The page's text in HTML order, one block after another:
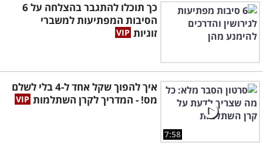
כך תוכלו להתגבר בהצלחה על 6
הסיבות המפתיעות למשברי
זוגיות
7:58
איך להפוך שקל אחד ל-4 בלי לשלם
מס! - המדריך לקרן השתלמות